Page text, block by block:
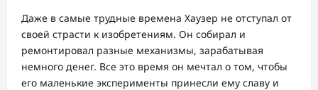
Даже в самые трудные времена Хаузер не отступал от
своей страсти к изобретениям. Он собирал и
ремонтировал разные механизмы, зарабатывая
немного денег. Все это время он мечтал о том, чтобы
его маленькие эксперименты принесли ему славу и